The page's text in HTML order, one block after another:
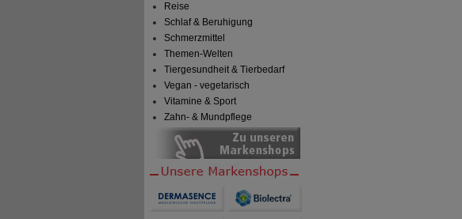
Reise
Schlaf & Beruhigung
Schmerzmittel
Themen-Welten
Tiergesundheit & Tierbedarf
Vegan - vegetarisch
Vitamine & Sport
Zahn- & Mundpflege